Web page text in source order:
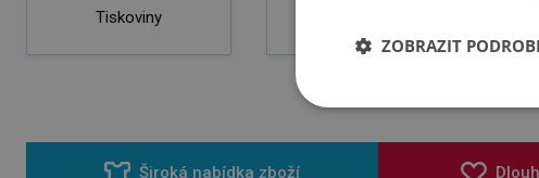
Tiskoviny
Široká nabídka zboží
ZOBRAZIT